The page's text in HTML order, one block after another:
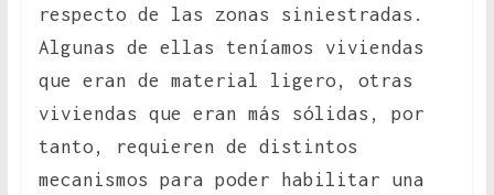
respecto de las zonas siniestradas.
Algunas de ellas teníamos viviendas
que eran de material ligero, otras
viviendas que eran más sólidas, por
tanto, requieren de distintos
mecanismos para poder habilitar una